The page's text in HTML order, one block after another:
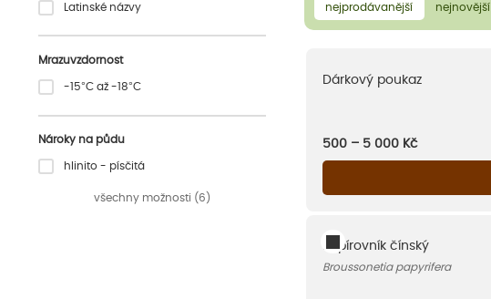
nejprodávanější nejnovější
Latinské názvy
Mrazuvzdornost
-15°C až -18°C
Nároky na půdu
hlinito - písčitá
všechny možnosti (6)
Dárkový poukaz
500 – 5 000 Kč
Papírovník čínský
Broussonetia papyrifera